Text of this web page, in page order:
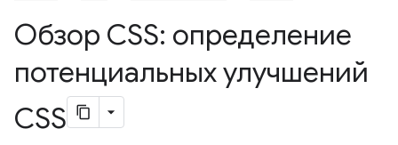
Обзор CSS: определение
потенциальных улучшений
CSS